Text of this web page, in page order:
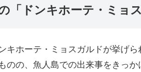
「ドンキホーテ・ミョ
キホーテ・ミョスガルドが挙げ
のの、魚人島での出来事をきっ